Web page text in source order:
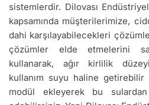
sistemlerdir. Dilovası
kapsamında müşterilerimize,
dahi karşılayabilecekleri
çözümler elde etmelerini
kullanarak, ağır kirlilik
kullanım suyu haline
modül ekleyerek bu